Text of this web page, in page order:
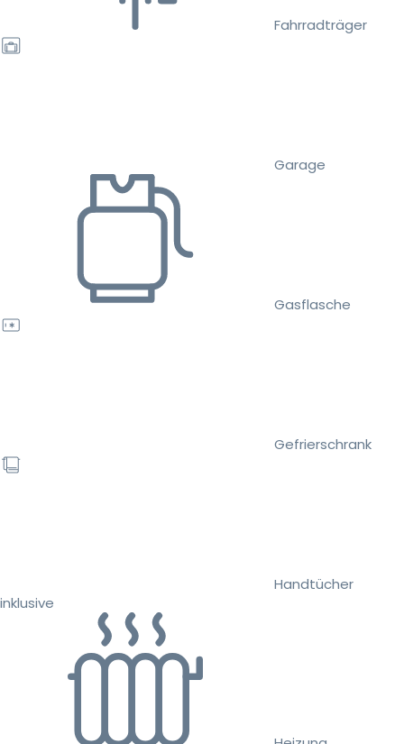
Fahrradträger
Garage
Gasflasche
Gefrierschrank
Handtücher
inklusive